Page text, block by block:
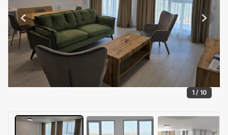
1 / 10
Previous Next